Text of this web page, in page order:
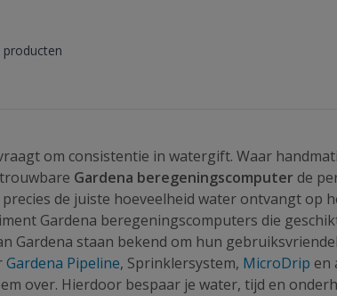
producten
om consistentie in watergift. Waar
Gardena beregeningscomputer de
de juiste hoeveelheid water ontvangt op
Gardena beregeningscomputers die
Gardena staan bekend om hun
Gardena Pipeline, Sprinklersystem, MicroDrip en
over. Hierdoor bespaar je water, tijd en